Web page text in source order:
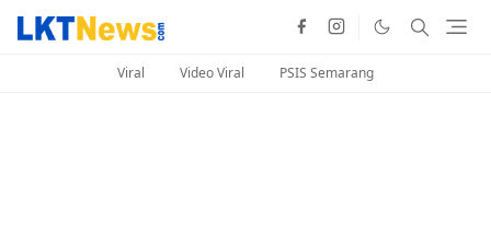
Viral Video Viral PSIS Semarang